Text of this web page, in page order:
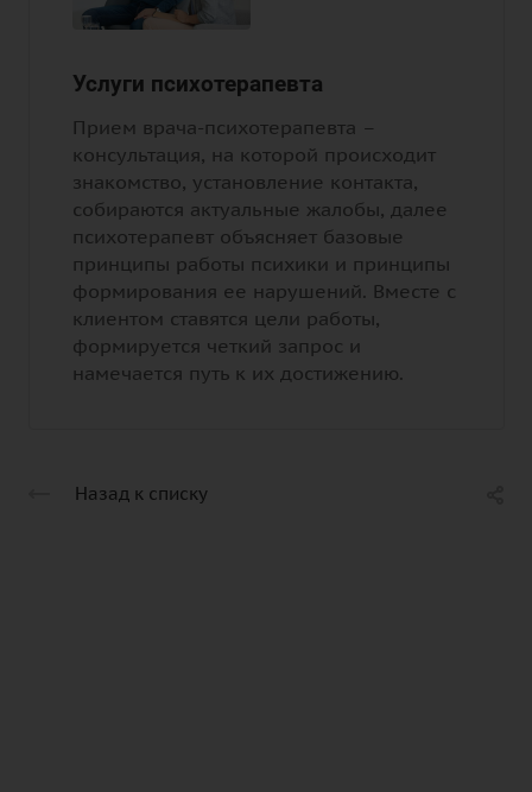
Услуги психотерапевта
Прием врача-психотерапевта –
консультация, на которой происходит
знакомство, установление контакта,
собираются актуальные жалобы, далее
психотерапевт объясняет базовые
принципы работы психики и принципы
формирования ее нарушений. Вместе с
клиентом ставятся цели работы,
формируется четкий запрос и
намечается путь к их достижению.
Назад к списку